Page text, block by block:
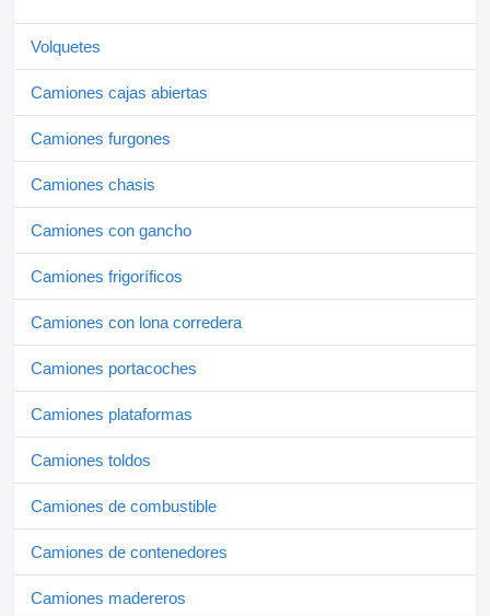
Volquetes
Camiones cajas abiertas
Camiones furgones
Camiones chasis
Camiones con gancho
Camiones frigoríficos
Camiones con lona corredera
Camiones portacoches
Camiones plataformas
Camiones toldos
Camiones de combustible
Camiones de contenedores
Camiones madereros